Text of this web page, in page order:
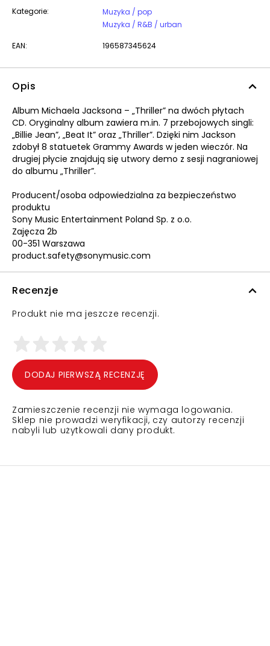
Kategorie:
Muzyka / pop
Muzyka / R&B / urban
EAN: 196587345624
Opis
Album Michaela Jacksona – „Thriller” na dwóch płytach
CD. Oryginalny album zawiera m.in. 7 przebojowych singli:
„Billie Jean”, „Beat It” oraz „Thriller”. Dzięki nim Jackson
zdobył 8 statuetek Grammy Awards w jeden wieczór. Na
drugiej płycie znajdują się utwory demo z sesji nagraniowej
do albumu „Thriller”.
Producent/osoba odpowiedzialna za bezpieczeństwo
produktu
Sony Music Entertainment Poland Sp. z o.o.
Zajęcza 2b
00-351 Warszawa
product.safety@sonymusic.com
Recenzje
Produkt nie ma jeszcze recenzji.
DODAJ PIERWSZĄ RECENZJĘ
Zamieszczenie recenzji nie wymaga logowania.
Sklep nie prowadzi weryfikacji, czy autorzy recenzji
nabyli lub użytkowali dany produkt.